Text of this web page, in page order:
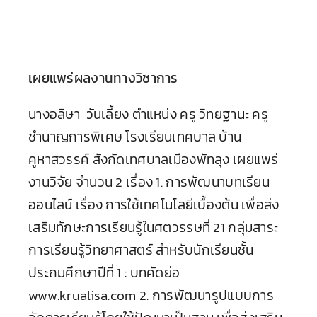
เผยแพร่ผลงานทางวิชาการ
นางอลิษา วันเลี้ยง ตำแหน่ง ครู วิทยฐานะ ครู
ชำนาญการพิเศษ โรงเรียนเทศบาล บ้าน
คูหาสวรรค์ สังกัดเทศบาลเมืองพัทลุง เผยแพร่
งานวิจัย จำนวน 2 เรื่อง 1. การพัฒนาบทเรียน
ออนไลน์ เรื่อง การใช้เทคโนโลยีเบื้องต้น เพื่อส่ง
เสริมทักษะการเรียนรู้ในศตวรรษที่ 21 กลุ่มสาระ
การเรียนรู้วิทยาศาสตร์ สำหรับนักเรียนชั้น
ประถมศึกษาปีที่ 1 : บทคัดย่อ
www.krualisa.com 2. การพัฒนารูปแบบการ